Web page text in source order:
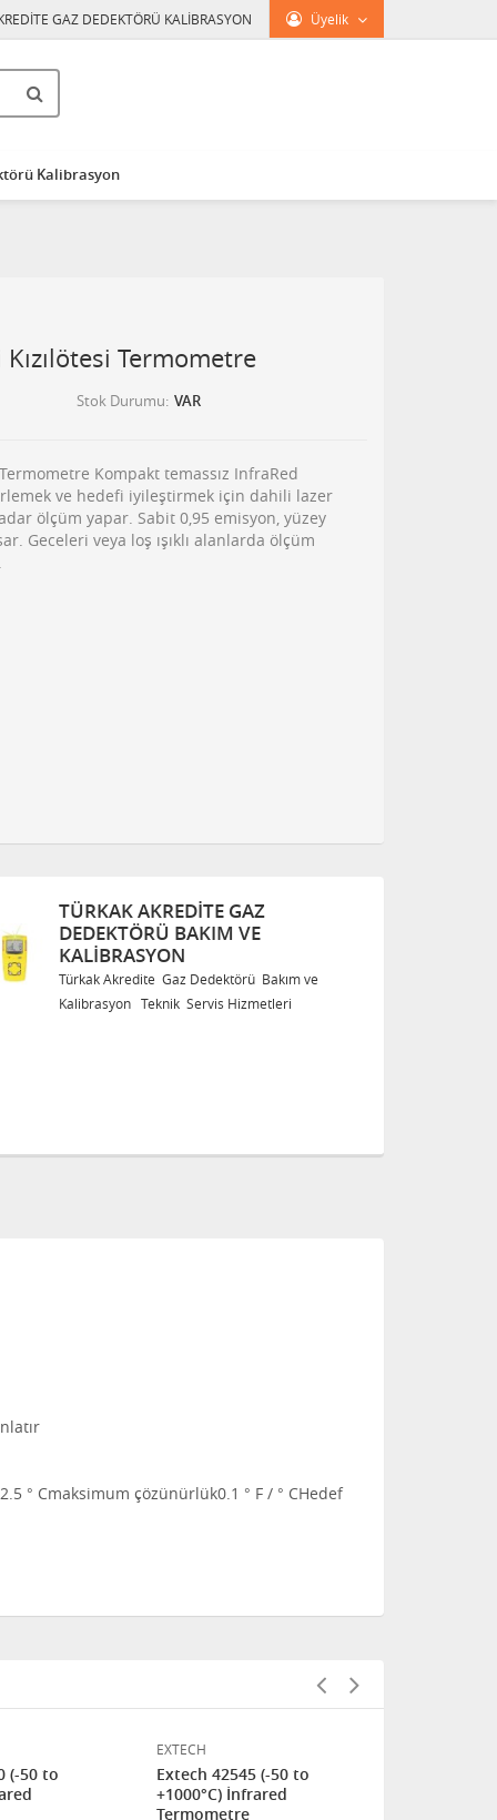
Üyelik
GAZ DEDEKTÖRÜ KALİBRASYON
Kalibrasyon
Termometre
Stok Durumu VAR
Kompakt temassız InfraRed
ve hedefi iyileştirmek için dahili lazer
ölçüm yapar. Sabit 0,95 emisyon, yüzey
Geceleri veya loş ışıklı alanlarda ölçüm
ve
TÜRKAK AKREDITE GAZ
DEDEKTÖRÜ BAKIM VE
KALIBRASYON
Türkak Akredite Gaz Dedektörü Bakım ve
Kalibrasyon Teknik Servis Hizmetleri
° Cmaksimum çözünürlük0.1 ° F / ° CHedef
(-50 to
EXTECH
Extech 42545 (-50 to
+1000°C) İnfrared
Termometre